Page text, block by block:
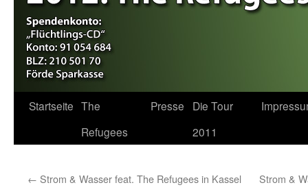
Springe
Startseite The
Refugees
Presse
Die Tour
2011
← Strom & Wasser feat. The Refugees in Kassel Strom &